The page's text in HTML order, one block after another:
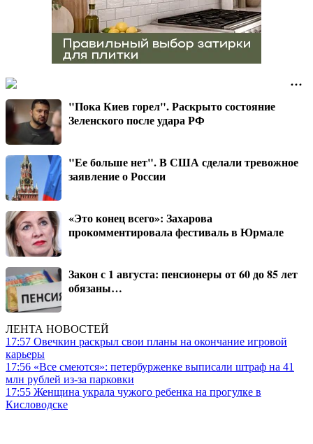
"Пока Киев горел". Раскрыто состояние
Зеленского после удара РФ
"Ее больше нет". В США сделали тревожное
заявление о России
«Это конец всего»: Захарова
прокомментировала фестиваль в Юрмале
Закон с 1 августа: пенсионеры от 60 до 85 лет
обязаны…
ЛЕНТА НОВОСТЕЙ
17:57 Овечкин раскрыл свои планы на окончание игровой
карьеры
17:56 «Все смеются»: петербурженке выписали штраф на 41
млн рублей из-за парковки
17:55 Женщина украла чужого ребенка на прогулке в
Кисловодске